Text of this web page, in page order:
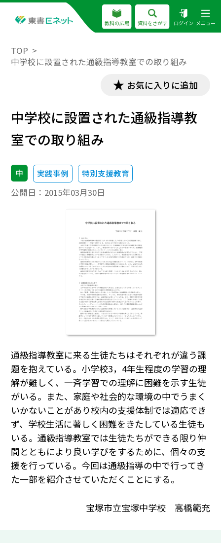
教科の広場 資料をさがす ログイン メニュー
TOP
中学校に設置された通級指導教室での取り組み
お気に入りに追加
中学校に設置された通級指導教
室での取り組み
中 実践事例 特別支援教育
公開日： 2015年03月30日
通級指導教室に来る生徒たちはそれぞれが違う課
題を抱えている。小学校3，4年生程度の学習の理
解が難しく、一斉学習での理解に困難を示す生徒
がいる。また、家庭や社会的な環境の中でうまく
いかないことがあり校内の支援体制では適応でき
ず、学校生活に著しく困難をきたしている生徒も
いる。通級指導教室では生徒たちができる限り仲
間とともにより良い学びをするために、個々の支
援を行っている。今回は通級指導の中で行ってき
た一部を紹介させていただくことにする。
宝塚市立宝塚中学校 高橋範充